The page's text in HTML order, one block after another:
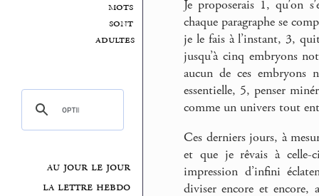
mots
sont
adultes
au jour le jour
la lettre hebdo
Je proposerais 1, qu’on
chaque paragraphe se
je le fais à l’instant, 3,
jusqu’à cinq embryons
aucun de ces embryons
essentielle, 5, penser
comme un univers tout
Ces derniers jours, à
et que je rêvais à celle-
impression d’infini
diviser encore et encore,